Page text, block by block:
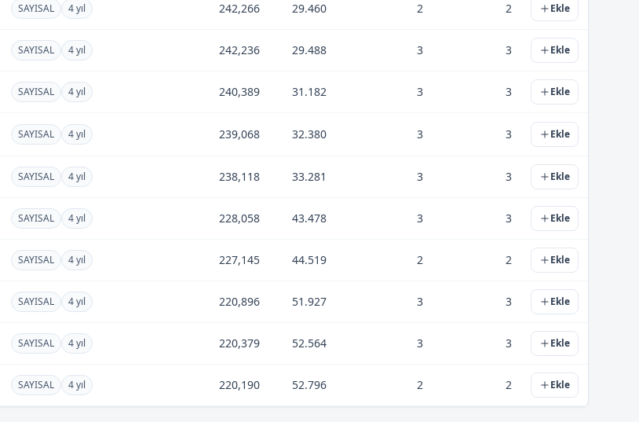
SAYISAL 4 yıl 242,266 29.460 2 2 Ekle
SAYISAL 4 yıl 242,236 29.488 3 3 Ekle
SAYISAL 4 yıl 240,389 31.182 3 3 Ekle
SAYISAL 4 yıl 239,068 32.380 3 3 Ekle
SAYISAL 4 yıl 238,118 33.281 3 3 Ekle
SAYISAL 4 yıl 228,058 43.478 3 3 Ekle
SAYISAL 4 yıl 227,145 44.519 2 2 Ekle
SAYISAL 4 yıl 220,896 51.927 3 3 Ekle
SAYISAL 4 yıl 220,379 52.564 3 3 Ekle
SAYISAL 4 yıl 220,190 52.796 2 2 Ekle